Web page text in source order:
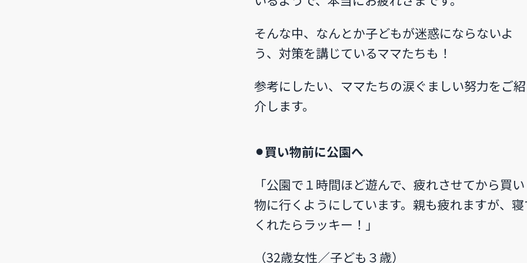
そんな中、なんとか子どもが迷惑にならないよ
う、対策を講じているママたちも！
参考にしたい、ママたちの涙ぐましい努力をご紹
介します。
⚫︎買い物前に公園へ
「公園で１時間ほど遊んで、疲れさせてから買い
物に行くようにしています。親も疲れますが、
くれたらラッキー！」
（32歳女性／子ども３歳）